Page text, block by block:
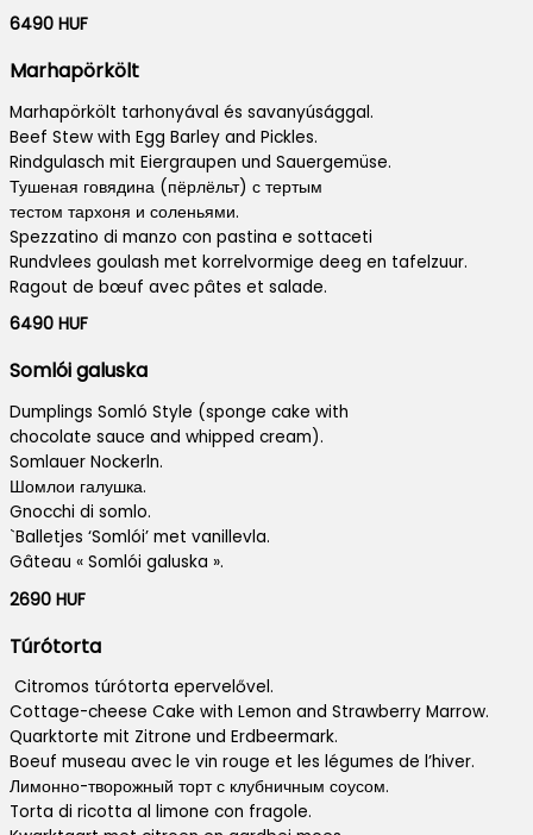
6490 HUF
Marhapörkölt
Marhapörkölt tarhonyával és savanyúsággal.
Beef Stew with Egg Barley and Pickles.
Rindgulasch mit Eiergraupen und Sauergemüse.
Тушеная говядина (пёрлёльт) с тертым
тестом тархоня и соленьями.
Spezzatino di manzo con pastina e sottaceti
Rundvlees goulash met korrelvormige deeg en tafelzuur.
Ragout de bœuf avec pâtes et salade.
6490 HUF
Somlói galuska
Dumplings Somló Style (sponge cake with
chocolate sauce and whipped cream).
Somlauer Nockerln.
Шомлои галушка.
Gnocchi di somlo.
`Balletjes ‘Somlói’ met vanillevla.
Gâteau « Somlói galuska ».
2690 HUF
Túrótorta
Citromos túrótorta epervelővel.
Cottage-cheese Cake with Lemon and Strawberry Marrow.
Quarktorte mit Zitrone und Erdbeermark.
Boeuf museau avec le vin rouge et les légumes de l’hiver.
Лимонно-творожный торт с клубничным соусом.
Torta di ricotta al limone con fragole.